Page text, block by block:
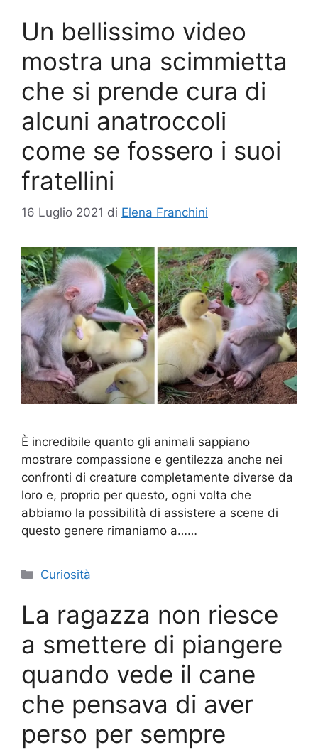
Un bellissimo video
mostra una scimmietta
che si prende cura di
alcuni anatroccoli
come se fossero i suoi
fratellini
16 Luglio 2021 di Elena Franchini
È incredibile quanto gli animali sappiano
mostrare compassione e gentilezza anche nei
confronti di creature completamente diverse da
loro e, proprio per questo, ogni volta che
abbiamo la possibilità di assistere a scene di
questo genere rimaniamo a……
Categorie
Curiosità
La ragazza non riesce
a smettere di piangere
quando vede il cane
che pensava di aver
perso per sempre